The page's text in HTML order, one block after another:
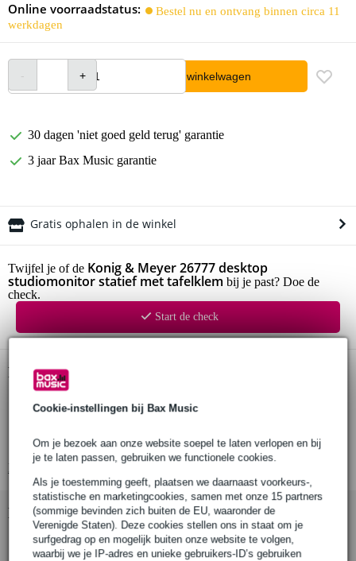
Cookie-instellingen bij Bax Music
Om je bezoek aan onze website soepel te laten verlopen en bij
je te laten passen, gebruiken we functionele cookies.
Als je toestemming geeft, plaatsen we daarnaast voorkeurs-,
statistische en marketingcookies, samen met onze 15 partners
(sommige bevinden zich buiten de EU, waaronder de
Verenigde Staten). Deze cookies stellen ons in staat om je
surfgedrag op en mogelijk buiten onze website te volgen,
waarbij we je IP-adres en unieke gebruikers-ID’s gebruiken
Online voorraadstatus:
Bestel nu en ontvang binnen circa 11
werkdagen
In winkelwagen
30 dagen 'niet goed geld terug' garantie
3 jaar Bax Music garantie
Gratis ophalen in de winkel
Twijfel je of de Konig & Meyer 26777 desktop
studiomonitor statief met tafelklem bij je past? Doe de
check.
Start de check
Productinformatie
studiomonitorstatief met klem
afmetingen lagerplaat: 205 x 245 mm
Bekijk alle productspecificaties
Bekijk ook eens (3)